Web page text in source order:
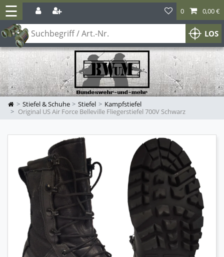
☰
LOS
0 0,00 €
Stiefel & Schuhe Stiefel
Kampfstiefel
Original US Air Force Belleville Fliegerstiefel 700V Schwarz